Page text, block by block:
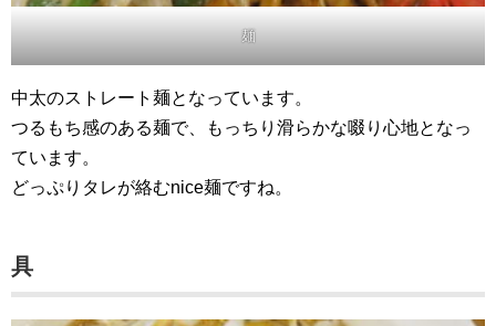
麺
中太のストレート麺となっています。
つるもち感のある麺で、もっちり滑らかな啜り心地となっ
ています。
どっぷりタレが絡むnice麺ですね。
具